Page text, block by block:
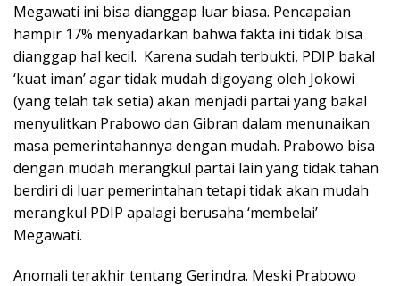
Megawati ini bisa dianggap luar biasa. Pencapaian
hampir 17% menyadarkan bahwa fakta ini tidak bisa
dianggap hal kecil. Karena sudah terbukti, PDIP bakal
‘kuat iman’ agar tidak mudah digoyang oleh Jokowi
(yang telah tak setia) akan menjadi partai yang bakal
menyulitkan Prabowo dan Gibran dalam menunaikan
masa pemerintahannya dengan mudah. Prabowo bisa
dengan mudah merangkul partai lain yang tidak tahan
berdiri di luar pemerintahan tetapi tidak akan mudah
merangkul PDIP apalagi berusaha ‘membelai’
Megawati.
Anomali terakhir tentang Gerindra. Meski Prabowo